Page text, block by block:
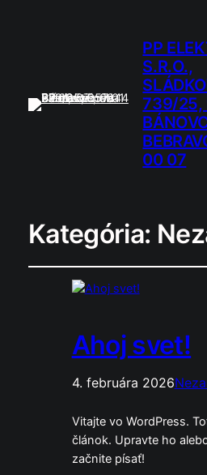
PP
S.R.O.,
739/25,
00 07
Kategória:
Ahoj svet!
4. februára 2026
Vitajte vo WordPress.
článok. Upravte ho
začnite písať!